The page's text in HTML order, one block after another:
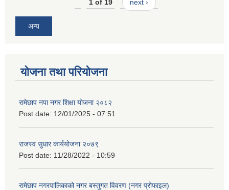
1 of 19 next ›
अन्य
योजना तथा परियोजना
रामेछाप नपा नगर शिक्षा योजना २०८२
Post date: 12/01/2025 - 07:51
राजस्व सुधार कार्ययोजना २०७९
Post date: 11/28/2022 - 10:59
रामेछाप नगरपालिकाको नगर बस्तुगत विवरण (नगर प्रोफाइल)